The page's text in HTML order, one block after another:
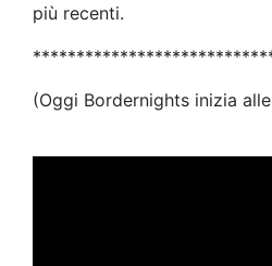
più recenti.
(Oggi Bordernights inizia